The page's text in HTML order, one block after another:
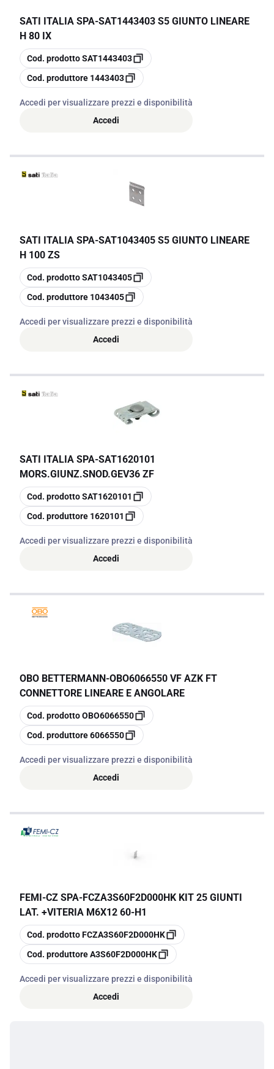
SATI ITALIA SPA-SAT1443403 S5 GIUNTO LINEARE
H 80 IX
copia
Cod. prodottoSAT1443403
copia
Cod. produttore 1443403
Accedi per visualizzare prezzi e disponibilità
Accedi
SATI ITALIA SPA-SAT1043405 S5 GIUNTO LINEARE
H 100 ZS
copia
Cod. prodottoSAT1043405
copia
Cod. produttore 1043405
Accedi per visualizzare prezzi e disponibilità
Accedi
SATI ITALIA SPA-SAT1620101
MORS.GIUNZ.SNOD.GEV36 ZF
copia
Cod. prodottoSAT1620101
copia
Cod. produttore 1620101
Accedi per visualizzare prezzi e disponibilità
Accedi
OBO BETTERMANN-OBO6066550 VF AZK FT
CONNETTORE LINEARE E ANGOLARE
copia
Cod. prodottoOBO6066550
copia
Cod. produttore6066550
Accedi per visualizzare prezzi e disponibilità
Accedi
FEMI-CZ SPA-FCZA3S60F2D000HK KIT 25 GIUNTI
LAT. +VITERIA M6X12 60-H1
copia
Cod. prodottoFCZA3S60F2D000HK
copia
Cod. produttoreA3S60F2D000HK
Accedi per visualizzare prezzi e disponibilità
Accedi